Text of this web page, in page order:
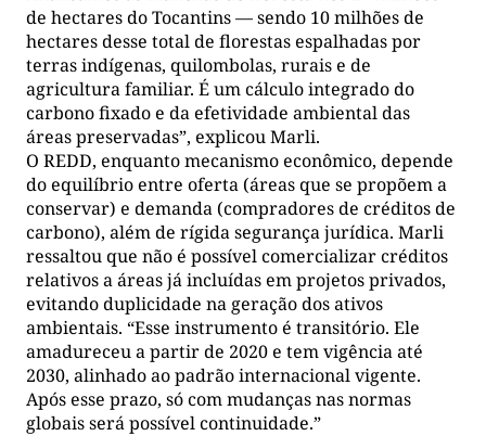
de hectares do Tocantins — sendo 10 milhões de
hectares desse total de florestas espalhadas por
terras indígenas, quilombolas, rurais e de
agricultura familiar. É um cálculo integrado do
carbono fixado e da efetividade ambiental das
áreas preservadas”, explicou Marli.
O REDD, enquanto mecanismo econômico, depende
do equilíbrio entre oferta (áreas que se propõem a
conservar) e demanda (compradores de créditos de
carbono), além de rígida segurança jurídica. Marli
ressaltou que não é possível comercializar créditos
relativos a áreas já incluídas em projetos privados,
evitando duplicidade na geração dos ativos
ambientais. “Esse instrumento é transitório. Ele
amadureceu a partir de 2020 e tem vigência até
2030, alinhado ao padrão internacional vigente.
Após esse prazo, só com mudanças nas normas
globais será possível continuidade.”